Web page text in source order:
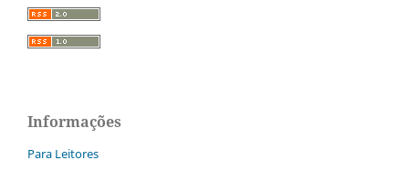
Informações
Para Leitores